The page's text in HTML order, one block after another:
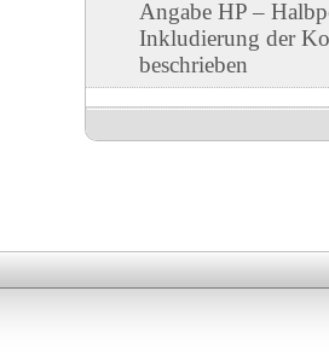
Angabe HP –
Inkludierung der
beschrieben